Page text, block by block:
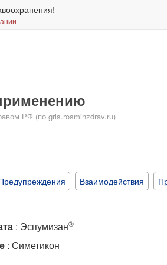
РФ (по grls.rosminzdrav.ru)
Взаимодействия
: Эспумизан®
: Симетикон